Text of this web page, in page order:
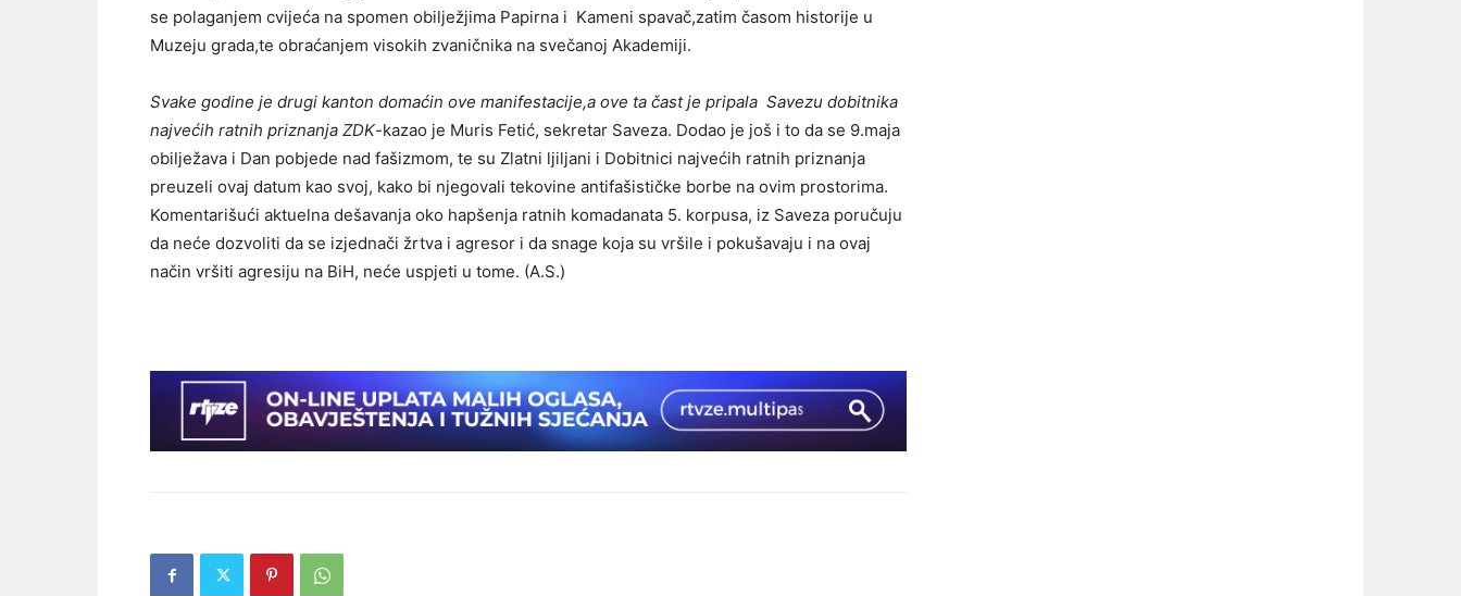
se polaganjem cvijeća na spomen obilježjima Papirna i Kameni spavač,zatim časom historije u
Muzeju grada,te obraćanjem visokih zvaničnika na svečanoj Akademiji.
Svake godine je drugi kanton domaćin ove manifestacije,a ove ta čast je pripala Savezu dobitnika
najvećih ratnih priznanja ZDK-kazao je Muris Fetić, sekretar Saveza. Dodao je još i to da se 9.maja
obilježava i Dan pobjede nad fašizmom, te su Zlatni ljiljani i Dobitnici najvećih ratnih priznanja
preuzeli ovaj datum kao svoj, kako bi njegovali tekovine antifašističke borbe na ovim prostorima.
Komentarišući aktuelna dešavanja oko hapšenja ratnih komadanata 5. korpusa, iz Saveza poručuju
da neće dozvoliti da se izjednači žrtva i agresor i da snage koja su vršile i pokušavaju i na ovaj
način vršiti agresiju na BiH, neće uspjeti u tome. (A.S.)